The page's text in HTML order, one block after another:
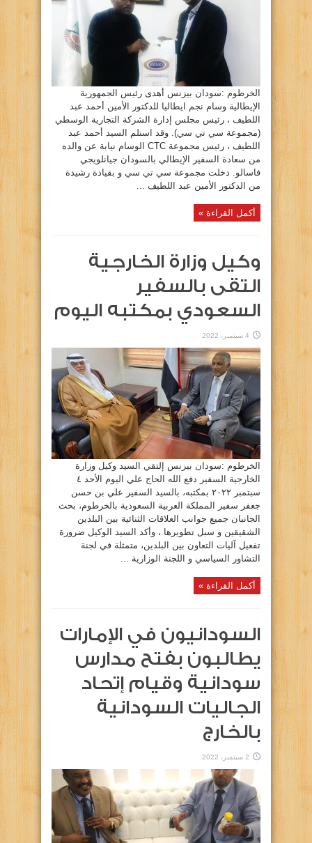
الخرطوم :سودان بيزنس أهدى رئيس الجمهورية
الإيطالية وسام نجم ايطاليا للدكتور الأمين أحمد عبد
اللطيف ، رئيس مجلس إدارة الشركة التجارية الوسطي
(مجموعة سي تي سي). وقد استلم السيد أحمد عبد
اللطيف ، رئيس مجموعة CTC الوسام نيابة عن والده
من سعادة السفير الإيطالي بالسودان جيانلويجي
فاسالو. دخلت مجموعة سي تي سي و بقيادة رشيدة
من الدكتور الأمين عبد اللطيف ...
أكمل القراءة »
وكيل وزارة الخارجية
التقى بالسفير
السعودي بمكتبه اليوم
4 سبتمبر، 2022
الخرطوم :سودان بيزنس إلتقي السيد وكيل وزارة
الخارجية السفير دفع الله الحاج علي اليوم الأحد ٤
سبتمبر ٢٠٢٢ بمكتبه، بالسيد السفير علي بن حسن
جعفر سفير المملكة العربية السعودية بالخرطوم، بحث
الجانبان جميع جوانب العلاقات الثنائية بين البلدين
الشقيقين و سبل تطويرها ، وأكد السيد الوكيل ضرورة
تفعيل آليات التعاون بين البلدين، متمثلة في لجنة
التشاور السياسي و اللجنة الوزارية ...
أكمل القراءة »
السودانيون في الإمارات
يطالبون بفتح مدارس
سودانية وقيام إتحاد
الجاليات السودانية
بالخارج
2 سبتمبر، 2022